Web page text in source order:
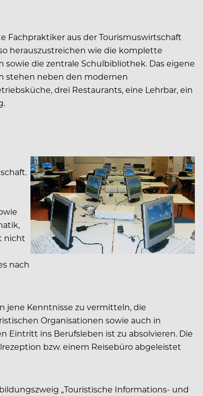
Fachpraktiker aus der Tourismuswirtschaft
herauszustreichen wie die komplette
die zentrale Schulbibliothek. Das eigene
stehen neben den modernen
drei Restaurants, eine Lehrbar, ein
nicht
nach
jene Kenntnisse zu vermitteln, die
Organisationen sowie auch in
Eintritt ins Berufsleben ist zu absolvieren. Die
bzw. einem Reisebüro abgeleistet
„Touristische Informations- und